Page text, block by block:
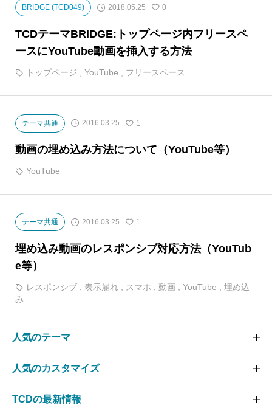
BRIDGE (TCD049) 2018.05.25 0
TCDテーマBRIDGE:トップページ内フリースペ
ースにYouTube動画を挿入する方法
トップページ YouTube フリースペース
テーマ共通 2016.03.25 1
動画の埋め込み方法について（YouTube等）
YouTube
テーマ共通 2016.03.25 1
埋め込み動画のレスポンシブ対応方法（YouTub
e等）
レスポンシブ 表示崩れ スマホ 動画 YouTube
埋め込
み
人気のテーマ
SOLARIS
人気のカスタマイズ
グローバルメニュー
TCDの最新情報